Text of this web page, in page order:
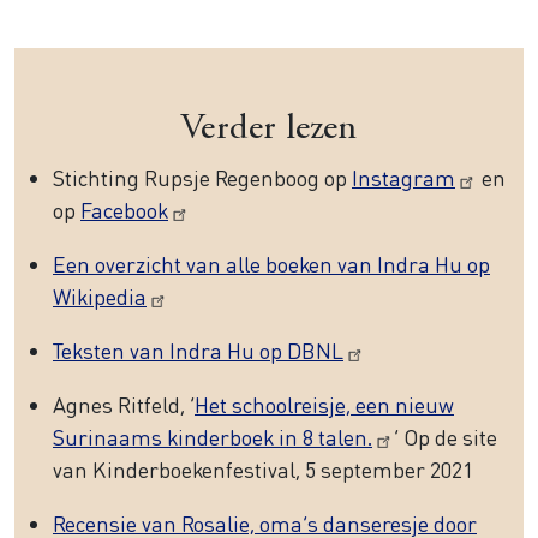
Verder lezen
Stichting Rupsje Regenboog op Instagram
en
op Facebook
Een overzicht van alle boeken van Indra Hu op
Wikipedia
Teksten van Indra Hu op DBNL
Agnes Ritfeld, ‘Het schoolreisje, een nieuw
Surinaams kinderboek in 8 talen.
’ Op de site
van Kinderboekenfestival, 5 september 2021
Recensie van Rosalie, oma’s danseresje door